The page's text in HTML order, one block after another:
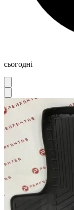
сьогодні